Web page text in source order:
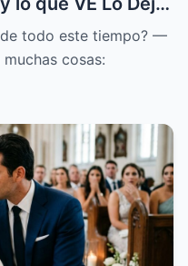
de todo este tiempo? —
cosas: